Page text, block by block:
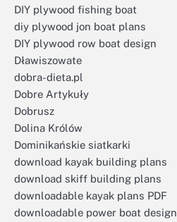
DIY plywood fishing boat
diy plywood jon boat plans
DIY plywood row boat design
Dławiszowate
dobra-dieta.pl
Dobre Artykuły
Dobrusz
Dolina Królów
Dominikańskie siatkarki
download kayak building plans
download skiff building plans
downloadable kayak plans PDF
downloadable power boat design